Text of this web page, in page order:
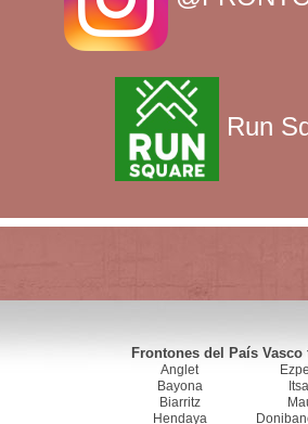
Run
Frontones del País Vasco
Anglet
Bayona
Biarritz
Hendaya